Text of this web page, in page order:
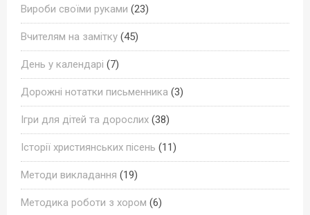
Вироби своїми руками (23)
Вчителям на замітку (45)
День у календарі (7)
Дорожні нотатки письменника (3)
Ігри для дітей та дорослих (38)
Історії християнських пісень (11)
Методи викладання (19)
Методика роботи з хором (6)